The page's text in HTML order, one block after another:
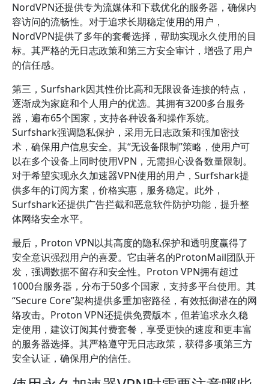
NordVPN还提供专为流媒体和下载优化的服务器，确保内
容访问的流畅性。对于追求长期稳定使用的用户，
NordVPN提供了多年的套餐选择，帮助实现永久使用的目
标。其严格的无日志政策和第三方安全审计，增强了用户
的信任感。
第三，Surfshark因其性价比高和无限设备连接的特点，
逐渐成为家庭和个人用户的优选。其拥有3200多台服务
器，遍布65个国家，支持各种设备和操作系统。
Surfshark强调隐私保护，采用无日志政策和强加密技
术，确保用户信息安全。其“无设备限制”策略，使用户可
以在多个设备上同时使用VPN，无需担心设备数量限制。
对于希望实现永久加速器VPN使用的用户，Surfshark提
供多年的订阅方案，价格实惠，服务稳定。此外，
Surfshark还提供广告拦截和恶意软件防护功能，提升整
体网络安全水平。
最后，Proton VPN以其高度的隐私保护和透明度赢得了
安全意识强烈用户的喜爱。它由著名的ProtonMail团队开
发，强调数据不留存和安全性。Proton VPN拥有超过
1000台服务器，分布于50多个国家，支持多平台使用。其
“Secure Core”架构提供多重加密路径，有效抵御潜在的网
络攻击。Proton VPN还提供免费版本，但若追求永久稳
定使用，建议订阅其付费套餐，享受更快的速度和更丰富
的服务器选择。其严格遵守无日志政策，获得多项第三方
安全认证，确保用户的信任。